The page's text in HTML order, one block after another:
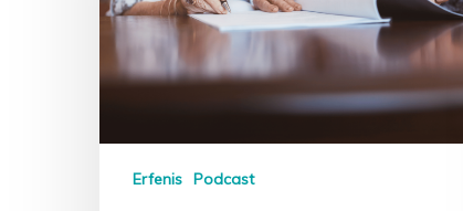
Erfenis Podcast